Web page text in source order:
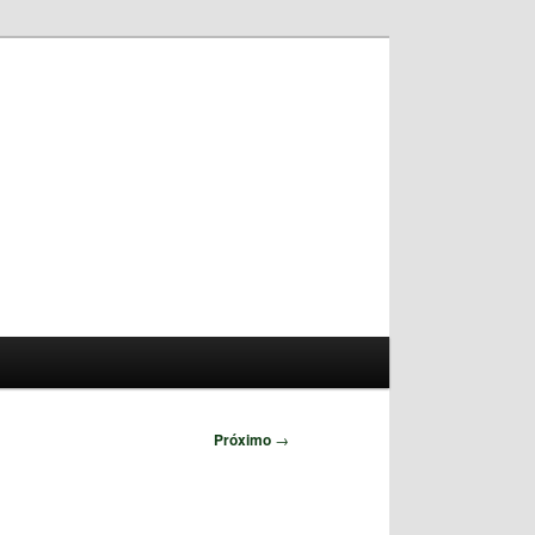
Próximo →